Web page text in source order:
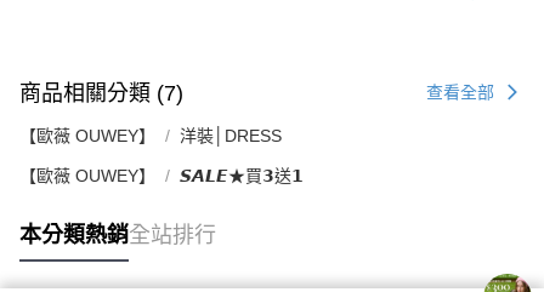
商品相關分類 (7) 查看全部
【歐薇 OUWEY】 洋裝│DRESS
【歐薇 OUWEY】 𝙎𝘼𝙇𝙀★買𝟯送𝟭
本分類熱銷全站排行